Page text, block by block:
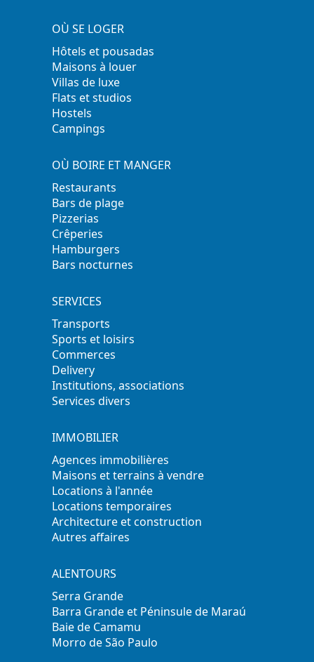
OÙ SE LOGER
Hôtels et pousadas
Maisons à louer
Villas de luxe
Flats et studios
Hostels
Campings
OÙ BOIRE ET MANGER
Restaurants
Bars de plage
Pizzerias
Crêperies
Hamburgers
Bars nocturnes
SERVICES
Transports
Sports et loisirs
Commerces
Delivery
Institutions, associations
Services divers
IMMOBILIER
Agences immobilières
Maisons et terrains à vendre
Locations à l'année
Locations temporaires
Architecture et construction
Autres affaires
ALENTOURS
Serra Grande
Barra Grande et Péninsule de Maraú
Baie de Camamu
Morro de São Paulo